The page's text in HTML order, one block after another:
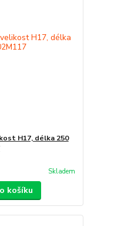
H17, délka 250
Skladem
košíku